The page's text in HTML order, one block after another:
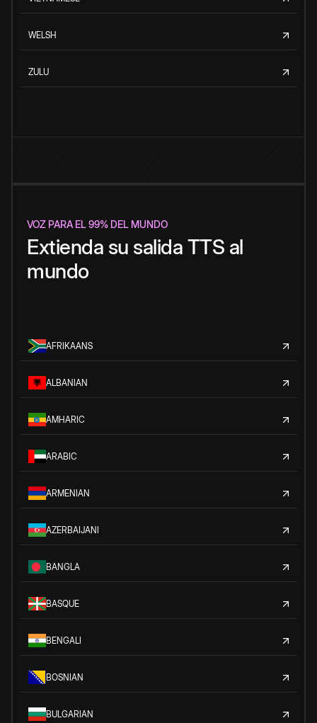
WELSH
ZULU
VOZ PARA EL 99% DEL MUNDO
Extienda su salida TTS al
mundo
AFRIKAANS
ALBANIAN
AMHARIC
ARABIC
ARMENIAN
AZERBAIJANI
BANGLA
BASQUE
BENGALI
BOSNIAN
BULGARIAN